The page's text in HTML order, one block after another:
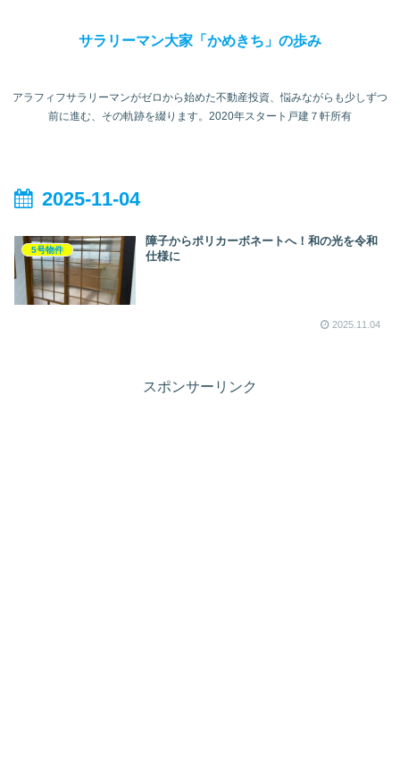
サラリーマン大家「かめきち」の歩み
アラフィフサラリーマンがゼロから始めた不動産投資、悩みながらも少しずつ
前に進む、その軌跡を綴ります。2020年スタート戸建７軒所有
2025-11-04
5号物件
障子からポリカーボネートへ！和の光を令和
仕様に
2025.11.04
スポンサーリンク